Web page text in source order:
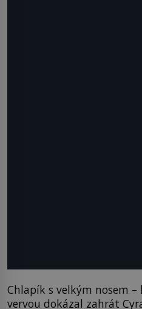
Chlapík s velkým nosem
vervou dokázal zahrát